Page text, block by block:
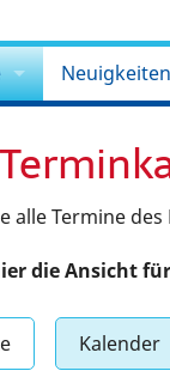
Neuigkeiten
Archiv
alle Termine
die Ansicht
Kalender